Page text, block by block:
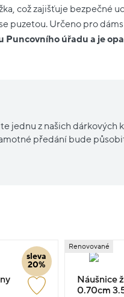
což zajišťuje bezpečné
puzetou. Určeno pro
Puncovního úřadu a je
jednu z našich dárkových
předání bude
sleva
20%
Renovované
Náušnice
0.70cm